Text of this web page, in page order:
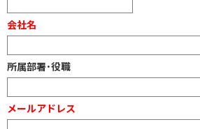
会社名
所属部署･役職
メールアドレス